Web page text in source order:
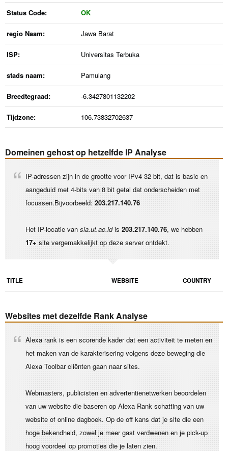
Status Code: OK
regio Naam: Jawa Barat
ISP: Universitas Terbuka
stads naam: Pamulang
Breedtegraad: -6.3427801132202
Tijdzone: 106.73832702637
Domeinen gehost op hetzelfde IP Analyse
IP-adressen zijn in de grootte voor IPv4 32 bit, dat is basic en
aangeduid met 4-bits van 8 bit getal dat onderscheiden met
focussen.Bijvoorbeeld: 203.217.140.76
Het IP-locatie van sia.ut.ac.idis 203.217.140.76, we hebben
17+ site vergemakkelijkt op deze server ontdekt.
TITLE WEBSITE COUNTRY
Websites met dezelfde Rank Analyse
Alexa rank is een scorende kader dat een activiteit te meten en
het maken van de karakterisering volgens deze beweging die
Alexa Toolbar cliënten gaan naar sites.
Webmasters, publicisten en advertentienetwerken beoordelen
van uw website die baseren op Alexa Rank schatting van uw
website of online dagboek. Op de off kans dat je site die een
hoge bekendheid, zowel je meer gast verdwenen en je pick-up
hoog voordeel op promoties die je laten zien.